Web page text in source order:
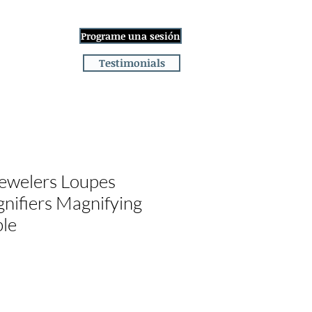
Programe una sesión
Testimonials
Loupes
Magnifying